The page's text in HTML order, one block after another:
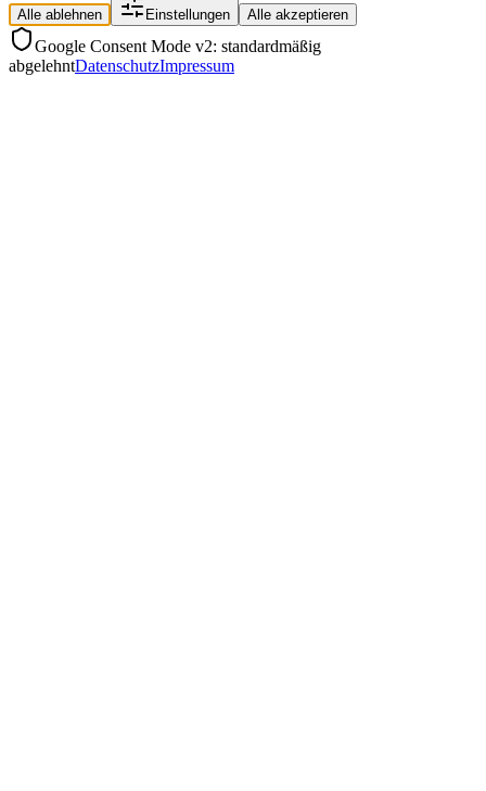
Alle ablehnen Einstellungen Alle akzeptieren
Google Consent Mode v2: standardmäßig
abgelehntDatenschutzImpressum